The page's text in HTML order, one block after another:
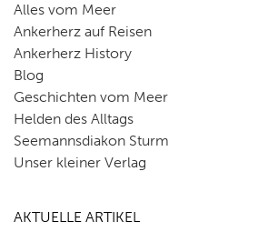
Alles vom Meer
Ankerherz auf Reisen
Ankerherz History
Blog
Geschichten vom Meer
Helden des Alltags
Seemannsdiakon Sturm
Unser kleiner Verlag
AKTUELLE ARTIKEL